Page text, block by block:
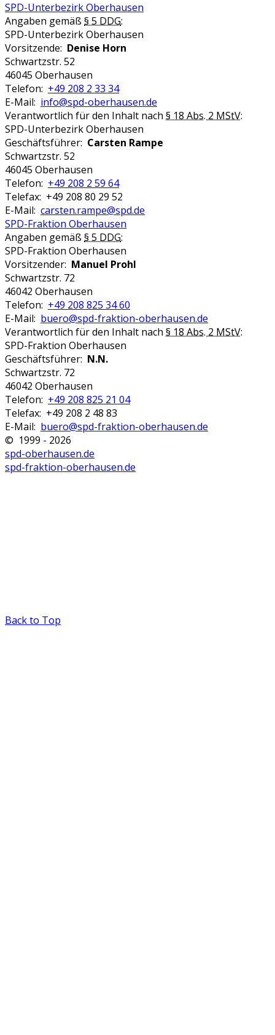
SPD-Unterbezirk Oberhausen
Angaben gemäß § 5 DDG:
SPD-Unterbezirk Oberhausen
Vorsitzende: Denise Horn
Schwartzstr. 52
46045 Oberhausen
Telefon: +49 208 2 33 34
E-Mail: info@spd-oberhausen.de
Verantwortlich für den Inhalt nach § 18 Abs. 2 MStV:
SPD-Unterbezirk Oberhausen
Geschäftsführer: Carsten Rampe
Schwartzstr. 52
46045 Oberhausen
Telefon: +49 208 2 59 64
Telefax: +49 208 80 29 52
E-Mail: carsten.rampe@spd.de
SPD-Fraktion Oberhausen
Angaben gemäß § 5 DDG:
SPD-Fraktion Oberhausen
Vorsitzender: Manuel Prohl
Schwartzstr. 72
46042 Oberhausen
Telefon: +49 208 825 34 60
E-Mail: buero@spd-fraktion-oberhausen.de
Verantwortlich für den Inhalt nach § 18 Abs. 2 MStV:
SPD-Fraktion Oberhausen
Geschäftsführer: N.N.
Schwartzstr. 72
46042 Oberhausen
Telefon: +49 208 825 21 04
Telefax: +49 208 2 48 83
E-Mail: buero@spd-fraktion-oberhausen.de
© 1999 - 2026
spd-oberhausen.de
spd-fraktion-oberhausen.de
Back to Top